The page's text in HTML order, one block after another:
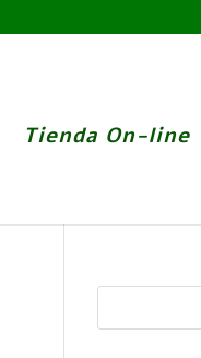
Tienda On-line